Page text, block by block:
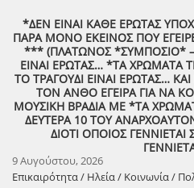
*ΔΕΝ ΕΙΝΑΙ ΚΑΘΕ ΕΡΩΤΑΣ
ΠΑΡΑ ΜΟΝΟ ΕΚΕΙΝΟΣ ΠΟΥ
*** (ΠΛΑΤΩΝΟΣ *ΣΥΜΠΟΣΙΟ* –
ΕΙΝΑΙ ΕΡΩΤΑΣ… *ΤΑ ΧΡΩΜΑΤΑ
ΤΟ ΤΡΑΓΟΥΔΙ ΕΙΝΑΙ ΕΡΩΤΑΣ…
ΤΟΝ ΑΝΘΟ ΕΓΕΙΡΑ ΓΙΑ ΝΑ
ΜΟΥΣΙΚΗ ΒΡΑΔΙΑ ΜΕ *ΤΑ
ΔΕΥΤΕΡΑ 10 ΤΟΥ
ΔΙΟΤΙ ΟΠΟΙΟΣ ΓΕΝΝΙΕΤΑΙ
9 Αυγούστου, 2026
Επικαιρότητα / Ηλεία / Κοινωνία /